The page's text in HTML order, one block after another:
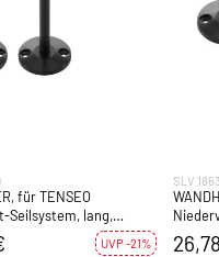
für TENSEO
Seilsystem, lang,
Stück
UVP -21%
SLV